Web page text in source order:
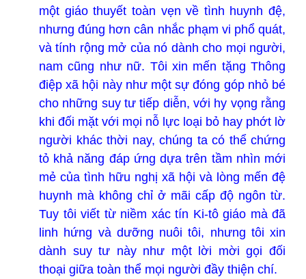
một giáo thuyết toàn vẹn về tình huynh đệ,
nhưng đúng hơn cân nhắc phạm vi phổ quát,
và tính rộng mở của nó dành cho mọi người,
nam cũng như nữ. Tôi xin mến tặng Thông
điệp xã hội này như một sự đóng góp nhỏ bé
cho những suy tư tiếp diễn, với hy vọng rằng
khi đối mặt với mọi nỗ lực loại bỏ hay phớt lờ
người khác thời nay, chúng ta có thể chứng
tỏ khả năng đáp ứng dựa trên tầm nhìn mới
mẻ của tình hữu nghị xã hội và lòng mến đệ
huynh mà không chỉ ở mãi cấp độ ngôn từ.
Tuy tôi viết từ niềm xác tín Ki-tô giáo mà đã
linh hứng và dưỡng nuôi tôi, nhưng tôi xin
dành suy tư này như một lời mời gọi đối
thoại giữa toàn thể mọi người đầy thiện chí.